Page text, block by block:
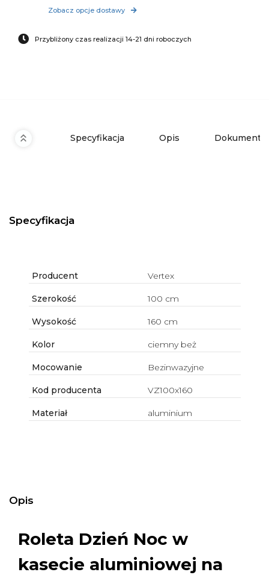
Zobacz opcje dostawy
Przybliżony czas realizacji 14-21 dni roboczych
Specyfikacja Opis Dokumenty
Specyfikacja
Producent Vertex
Szerokość 100 cm
Wysokość 160 cm
Kolor ciemny beż
Mocowanie Bezinwazyjne
Kod producenta VZ100x160
Materiał aluminium
Opis
Roleta Dzień Noc w
kasecie aluminiowej na